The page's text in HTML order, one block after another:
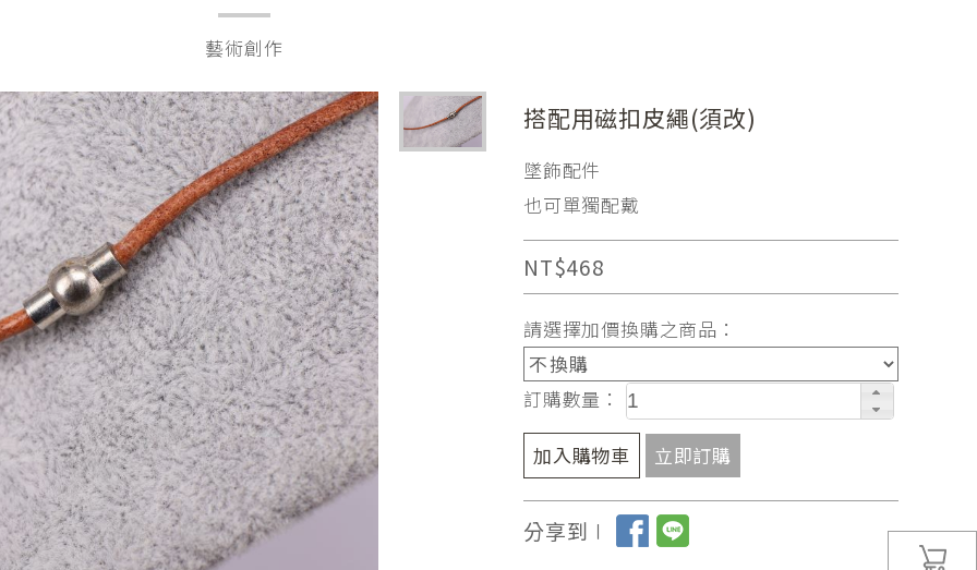
藝術創作
搭配用磁扣皮繩(須改)
墜飾配件
也可單獨配戴
NT$468
請選擇加價換購之商品：
訂購數量：
加入購物車 立即訂購
分享到∣